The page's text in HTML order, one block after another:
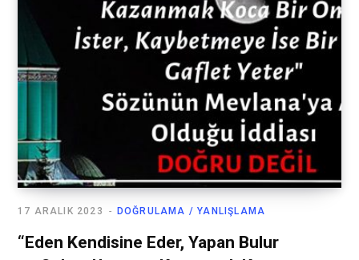
DOĞRULAMA / YANLIŞLAMA
17 ARALIK 2023
“Eden Kendisine Eder, Yapan Bulur